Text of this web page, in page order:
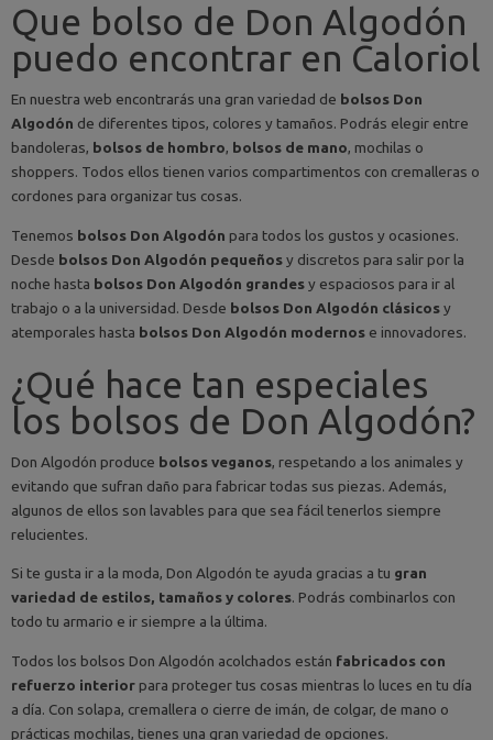
Que bolso de Don Algodón
puedo encontrar en Caloriol
En nuestra web encontrarás una gran variedad de bolsos Don
Algodón de diferentes tipos, colores y tamaños. Podrás elegir entre
bandoleras, bolsos de hombro, bolsos de mano, mochilas o
shoppers. Todos ellos tienen varios compartimentos con cremalleras o
cordones para organizar tus cosas.
Tenemos bolsos Don Algodón para todos los gustos y ocasiones.
Desde bolsos Don Algodón pequeñosy discretos para salir por la
noche hasta bolsos Don Algodón grandesy espaciosos para ir al
trabajo o a la universidad. Desde bolsos Don Algodón clásicosy
atemporales hasta bolsos Don Algodón modernos e innovadores.
¿Qué hace tan especiales
los bolsos de Don Algodón?
Don Algodón produce bolsos veganos, respetando a los animales y
evitando que sufran daño para fabricar todas sus piezas. Además,
algunos de ellos son lavables para que sea fácil tenerlos siempre
relucientes.
Si te gusta ir a la moda, Don Algodón te ayuda gracias a tu gran
variedad de estilos, tamaños y colores. Podrás combinarlos con
todo tu armario e ir siempre a la última.
Todos los bolsos Don Algodón acolchados están fabricados con
refuerzo interior para proteger tus cosas mientras lo luces en tu día
a día. Con solapa, cremallera o cierre de imán, de colgar, de mano o
prácticas mochilas, tienes una gran variedad de opciones.